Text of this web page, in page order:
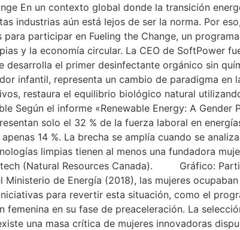
En un contexto global donde la transición
industrias aún está lejos de ser la norma. Por
para participar en Fueling the Change, un
y la economía circular. La CEO de SoftPower
desarrolla el primer desinfectante orgánico sin
infantil, representa un cambio de paradigma
restaura el equilibrio biológico natural
Según el informe «Renewable Energy: A
solo el 32 % de la fuerza laboral en
14 %. La brecha se amplía cuando se
limpias tienen al menos una fundadora
tech (Natural Resources Canada). Gráfico:
Ministerio de Energía (2018), las mujeres
para revertir esta situación, como el
femenina en su fase de preaceleración. La
una masa crítica de mujeres innovadoras